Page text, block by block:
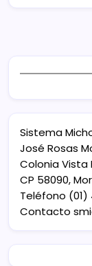
Sistema
José Rosas
Colonia Vista
CP 58090,
Teléfono (01)
Contacto